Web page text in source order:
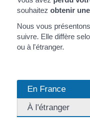
souhaitez obtenir
Nous vous
suivre. Elle diffère
ou à l'étranger.
En France
À l'étranger